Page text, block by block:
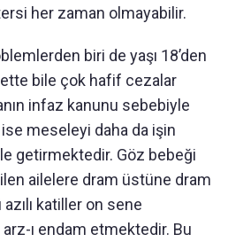
her zaman olmayabilir.
biri de yaşı 18’den
bile çok hafif cezalar
infaz kanunu sebebiyle
meseleyi daha da işin
getirmektedir. Göz bebeği
ailelere dram üstüne dram
katiller on sene
ı endam etmektedir. Bu